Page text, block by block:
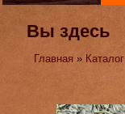
Вы здесь
Главная » Каталог